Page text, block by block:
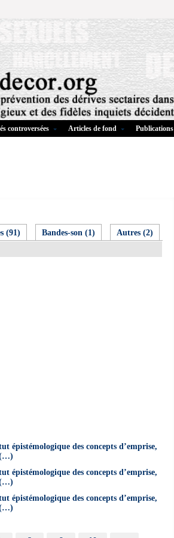
controversées Articles de fond Publications
(91) Bandes-son (1) Autres (2)
épistémologique des concepts d’emprise,
(…)
épistémologique des concepts d’emprise,
(…)
épistémologique des concepts d’emprise,
(…)